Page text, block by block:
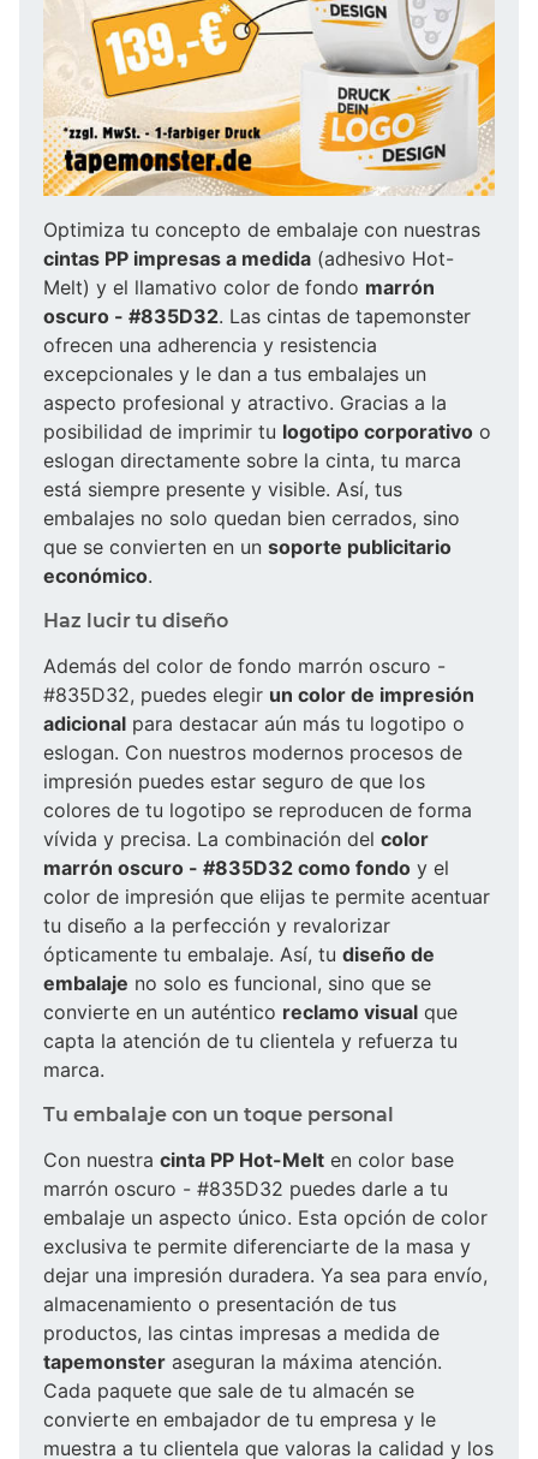
Optimiza tu concepto de embalaje con nuestras
cintas PP impresas a medida (adhesivo Hot-
Melt) y el llamativo color de fondo marrón
oscuro - #835D32. Las cintas de tapemonster
ofrecen una adherencia y resistencia
excepcionales y le dan a tus embalajes un
aspecto profesional y atractivo. Gracias a la
posibilidad de imprimir tu logotipo corporativo o
eslogan directamente sobre la cinta, tu marca
está siempre presente y visible. Así, tus
embalajes no solo quedan bien cerrados, sino
que se convierten en un soporte publicitario
económico.
Haz lucir tu diseño
Además del color de fondo marrón oscuro -
#835D32, puedes elegir un color de impresión
adicional para destacar aún más tu logotipo o
eslogan. Con nuestros modernos procesos de
impresión puedes estar seguro de que los
colores de tu logotipo se reproducen de forma
vívida y precisa. La combinación del color
marrón oscuro - #835D32 como fondo y el
color de impresión que elijas te permite acentuar
tu diseño a la perfección y revalorizar
ópticamente tu embalaje. Así, tu diseño de
embalaje no solo es funcional, sino que se
convierte en un auténtico reclamo visual que
capta la atención de tu clientela y refuerza tu
marca.
Tu embalaje con un toque personal
Con nuestra cinta PP Hot-Melt en color base
marrón oscuro - #835D32 puedes darle a tu
embalaje un aspecto único. Esta opción de color
exclusiva te permite diferenciarte de la masa y
dejar una impresión duradera. Ya sea para envío,
almacenamiento o presentación de tus
productos, las cintas impresas a medida de
tapemonster aseguran la máxima atención.
Cada paquete que sale de tu almacén se
convierte en embajador de tu empresa y le
muestra a tu clientela que valoras la calidad y los